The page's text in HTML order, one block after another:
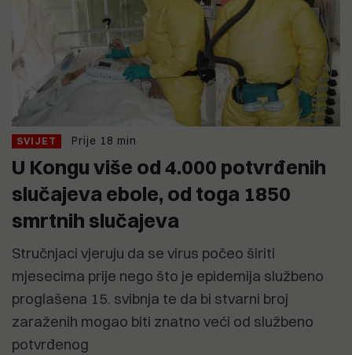
SVIJET Prije 18 min
U Kongu više od 4.000 potvrđenih
slučajeva ebole, od toga 1850
smrtnih slučajeva
Stručnjaci vjeruju da se virus počeo širiti
mjesecima prije nego što je epidemija službeno
proglašena 15. svibnja te da bi stvarni broj
zaraženih mogao biti znatno veći od službeno
potvrđenog